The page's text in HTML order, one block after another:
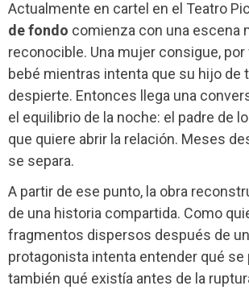
Actualmente en cartel en el Teatro
de fondo comienza con una escena
reconocible. Una mujer consigue, por
bebé mientras intenta que su hijo de
despierte. Entonces llega una
el equilibrio de la noche: el padre de
que quiere abrir la relación. Meses
se separa.
A partir de ese punto, la obra
de una historia compartida. Como
fragmentos dispersos después de
protagonista intenta entender qué se
también qué existía antes de la